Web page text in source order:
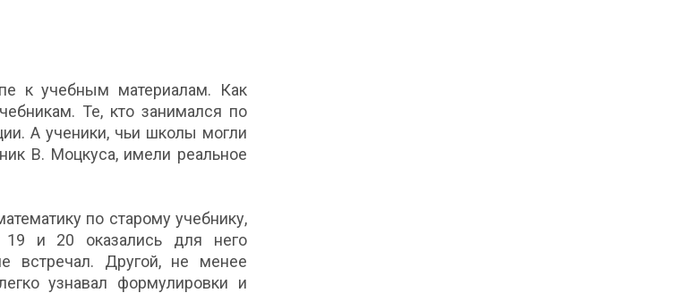
к учебным материалам. Как
Те, кто занимался по
А ученики, чьи школы могли
В. Моцкуса, имели реальное
по старому учебнику,
и 20 оказались для него
встречал. Другой, не менее
узнавал формулировки и